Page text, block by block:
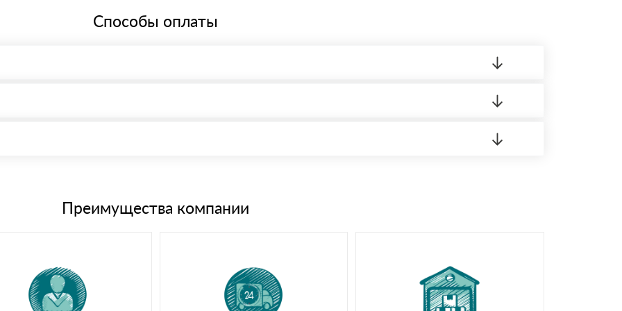
Способы оплаты
банковским картамПреимущества компании